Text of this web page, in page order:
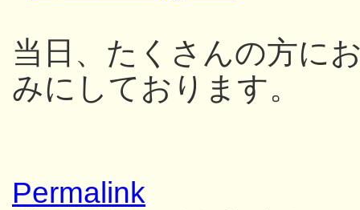
当日、たくさんの方に
みにしております。
Permalink